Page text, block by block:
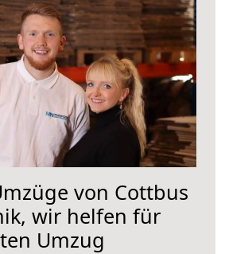
von Cottbus
wir helfen für
Umzug